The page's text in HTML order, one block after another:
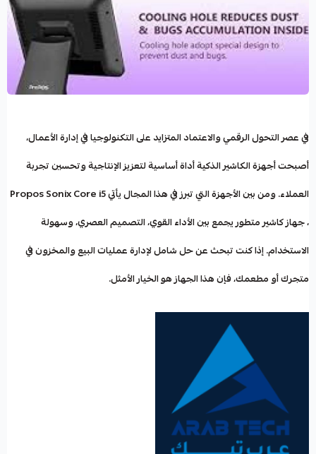
في عصر التحول الرقمي والاعتماد المتزايد على التكنولوجيا في إدارة الأعمال،
أصبحت أجهزة الكاشير الذكية أداة أساسية لتعزيز الإنتاجية وتحسين تجربة
العملاء. ومن بين الأجهزة التي تبرز في هذا المجال يأتيPropos Sonix Core i5
، جهاز كاشير متطور يجمع بين الأداء القوي، التصميم العصري، وسهولة
الاستخدام. إذا كنت تبحث عن حل شامل لإدارة عمليات البيع والمخزون في
متجرك أو مطعمك، فإن هذا الجهاز هو الخيار الأمثل.